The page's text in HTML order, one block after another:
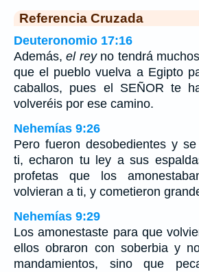
Referencia Cruzada
Deuteronomio 17:16
Además,el reyno tendrá
que el pueblo vuelva a Egipto
caballos, pues el SEÑOR te
volveréis por ese camino.
Nehemías 9:26
Pero fueron desobedientes y
ti, echaron tu ley a sus
profetas que los
volvieran a ti, y cometieron
Nehemías 9:29
Los amonestaste para que
ellos obraron con soberbia y
mandamientos, sino que